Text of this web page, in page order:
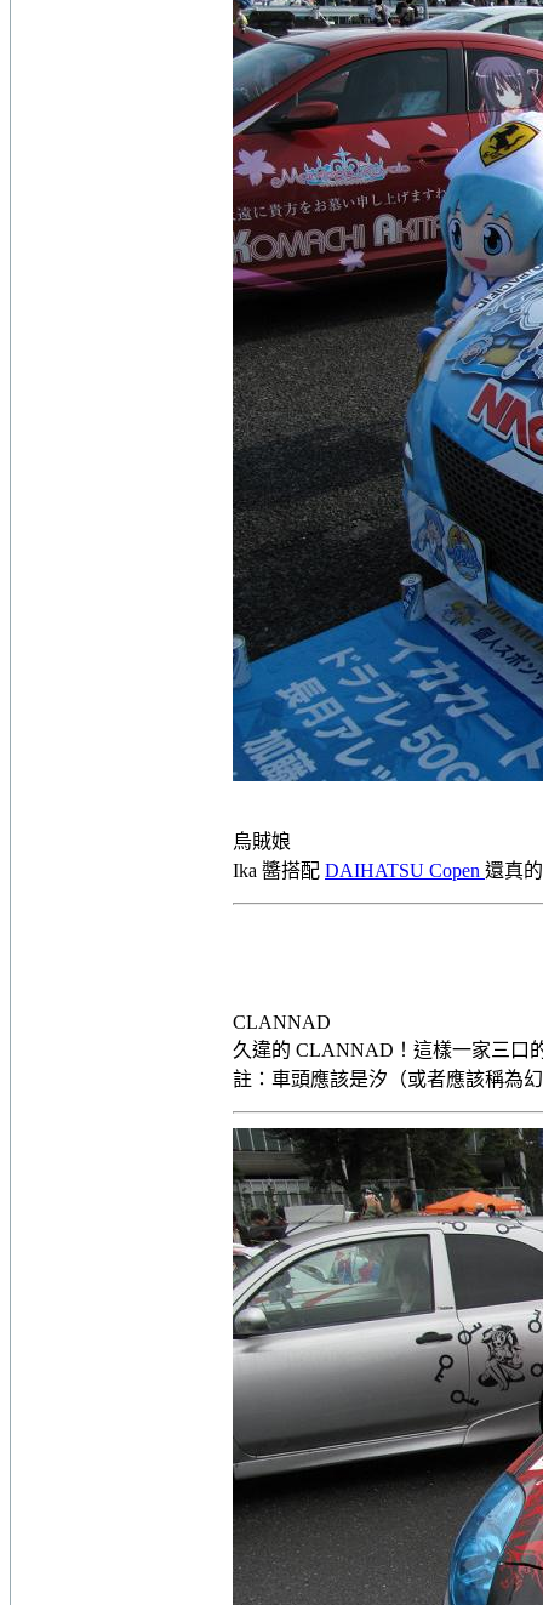
烏賊娘
Ika 醬搭配 DAIHATSU Copen 還真
CLANNAD
久違的 CLANNAD！這樣一家三口
註：車頭應該是汐（或者應該稱為